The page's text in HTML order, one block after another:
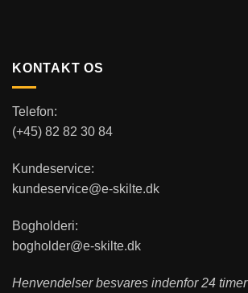
KONTAKT OS
Telefon:
(+45) 82 82 30 84
Kundeservice:
kundeservice@e-skilte.dk
Bogholderi:
bogholder@e-skilte.dk
Henvendelser besvares indenfor 24 timer